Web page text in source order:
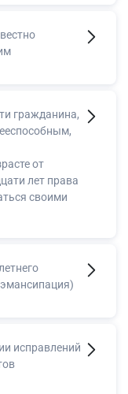
гражданина,
от
лет права
своими
исправлений